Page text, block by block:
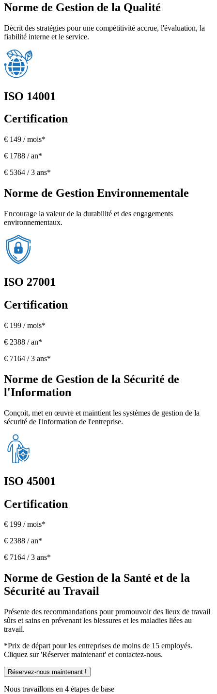
Norme de Gestion de la Qualité
Décrit des stratégies pour une compétitivité accrue, l'évaluation, la
fiabilité interne et le service.
ISO 14001
Certification
€ 149 / mois*
€ 1788 / an*
€ 5364 / 3 ans*
Norme de Gestion Environnementale
Encourage la valeur de la durabilité et des engagements
environnementaux.
ISO 27001
Certification
€ 199 / mois*
€ 2388 / an*
€ 7164 / 3 ans*
Norme de Gestion de la Sécurité de
l'Information
Conçoit, met en œuvre et maintient les systèmes de gestion de la
sécurité de l'information de l'entreprise.
ISO 45001
Certification
€ 199 / mois*
€ 2388 / an*
€ 7164 / 3 ans*
Norme de Gestion de la Santé et de la
Sécurité au Travail
Présente des recommandations pour promouvoir des lieux de travail
sûrs et sains en prévenant les blessures et les maladies liées au
travail.
*Prix de départ pour les entreprises de moins de 15 employés.
Cliquez sur 'Réserver maintenant' et contactez-nous.
Réservez-nous maintenant !
Nous travaillons en 4 étapes de base